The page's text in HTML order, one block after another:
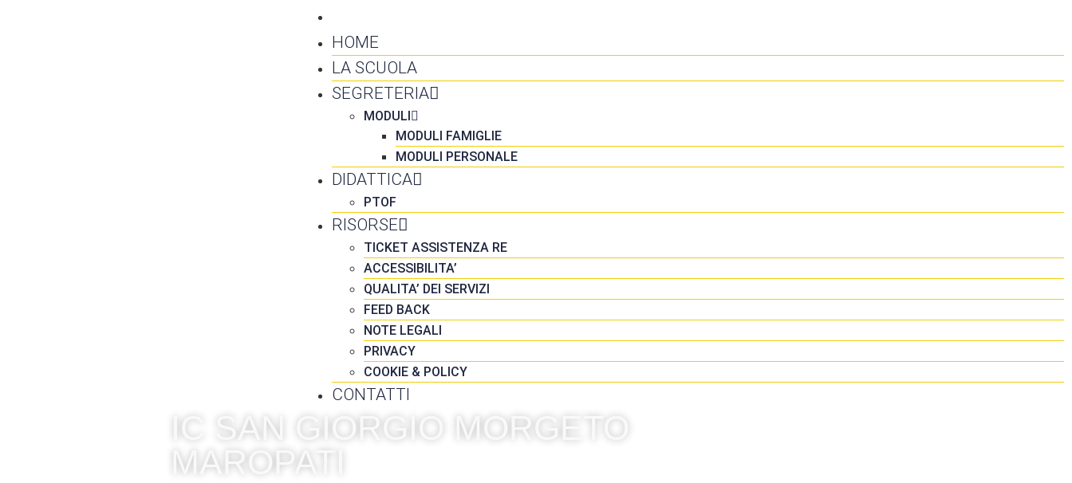
HOME
LA SCUOLA
SEGRETERIA
MODULI
MODULI FAMIGLIE
MODULI PERSONALE
DIDATTICA
PTOF
RISORSE
TICKET ASSISTENZA RE
ACCESSIBILITA’
QUALITA’ DEI SERVIZI
FEED BACK
NOTE LEGALI
PRIVACY
COOKIE & POLICY
CONTATTI
IC SAN GIORGIO MORGETO
MAROPATI